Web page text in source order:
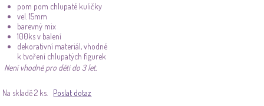
pom pom chlupaté kuličky
vel. 15mm
barevný mix
100ks v balení
dekorativní materiál, vhodné
k tvoření chlupatých figurek
Není vhodné pro děti do 3 let.
Na skladě 2 ks. Poslat dotaz